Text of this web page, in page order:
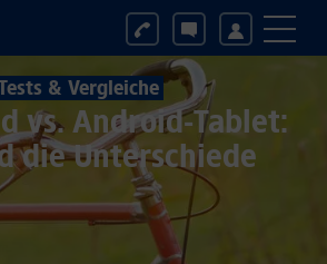
& Vergleiche
vs. Android-Tablet:
die Unterschiede